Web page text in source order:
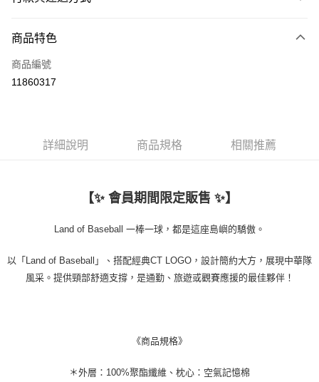
信用卡一次付款
Apple Pay
每筆NT$110
商品特色
商品編號
11860317
詳細說明 商品規格 相關推薦
【✨ 會員期間限定販售 ✨】
Land of Baseball 一棒一球，都是這座島嶼的驕傲。
以「Land of Baseball」、搭配經典CT LOGO，設計簡約大方，展現中華隊
風采。提供頸部舒適支撐，是通勤、旅遊或觀賽應援的最佳夥伴！
《商品規格》
＊外層：100%聚酯纖維、枕心：空氣記憶棉